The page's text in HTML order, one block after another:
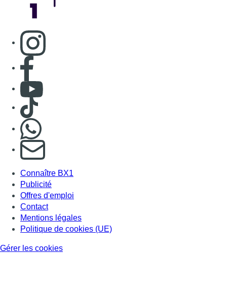
Consulter page Instagram
Consulter page Facebook
Consulter Youtube
Consulter TikTok
S'abonner à notre newsletter
Connaître BX1
Publicité
Offres d'emploi
Contact
Mentions légales
Politique de cookies (UE)
Gérer les cookies